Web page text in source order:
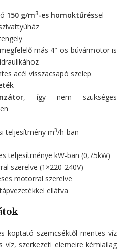
150 g/m3-es homoktűréssel
más 4″-os búvármotor is
acél visszacsapó szelep
, így nem szükséges
teljesítmény m3/h-ban
teljesítménye kW-ban (0,75kW)
szerelve (1×220-240V)
motorral szerelve
ellátva
koptató szemcséktől mentes víz
víz, szerkezeti elemeire kémiailag